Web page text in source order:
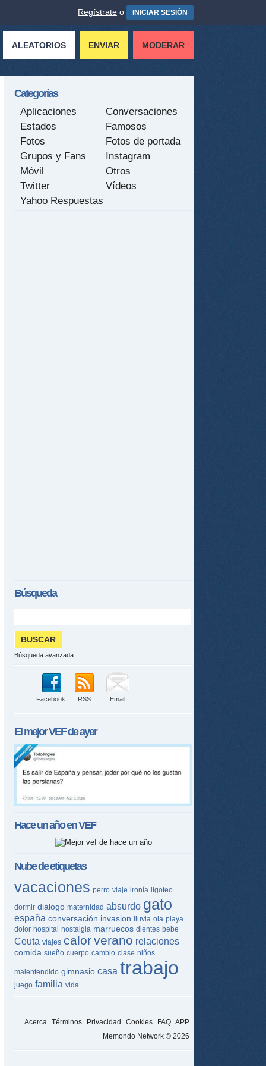
Regístrate o INICIAR SESIÓN
ALEATORIOS ENVIAR MODERAR
Categorías
Aplicaciones
Conversaciones
Estados
Famosos
Fotos
Fotos de portada
Grupos y Fans
Instagram
Móvil
Otros
Twitter
Vídeos
Yahoo Respuestas
Búsqueda
Búsqueda avanzada
Facebook RSS Email
El mejorVEFde ayer
Hace un año enVEF
Nube de etiquetas
vacaciones perro viaje ironía ligoteo
dormir diálogo maternidad absurdo gato
españa conversación invasion lluvia ola playa
dolor hospital nostalgia marruecos dientes bebe
Ceuta viajes calorverano relaciones
comida sueño cuerpo cambio clase niños
malentendido gimnasio casa trabajo
juego familia vida
Acerca Términos Privacidad Cookies FAQ APP
Memondo Network © 2026